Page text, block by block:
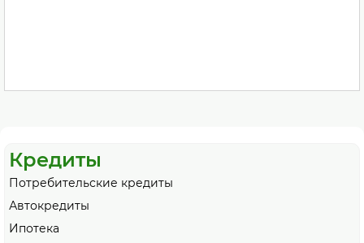
Кредиты
Потребительские кредиты
Автокредиты
Ипотека